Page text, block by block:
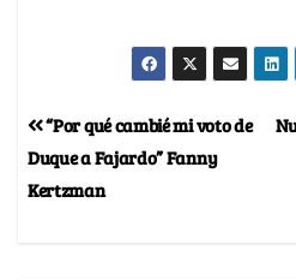
“Por qué cambié mi voto de
Duque a Fajardo” Fanny
Kertzman